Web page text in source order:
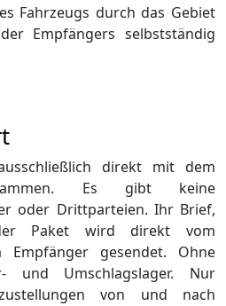
Fahrzeugs durch das Gebiet
Empfängers selbstständig
direkt mit dem
Es gibt keine
oder Drittparteien. Ihr Brief,
Paket wird direkt vom
Empfänger gesendet. Ohne
und Umschlagslager. Nur
von und nach